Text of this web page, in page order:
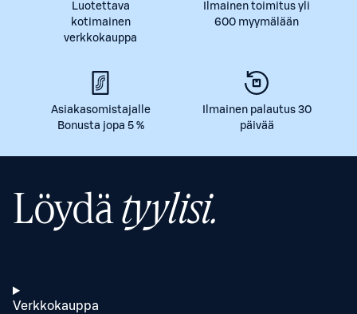
Luotettava
kotimainen
verkkokauppa
Ilmainen toimitus yli
600 myymälään
Asiakasomistajalle
Bonusta jopa 5 %
Ilmainen palautus 30
päivää
Löydätyylisi.
Verkkokauppa